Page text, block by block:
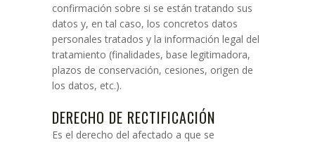
confirmación sobre si se están tratando sus
datos y, en tal caso, los concretos datos
personales tratados y la información legal del
tratamiento (finalidades, base legitimadora,
plazos de conservación, cesiones, origen de
los datos, etc.).
DERECHO DE RECTIFICACIÓN
Es el derecho del afectado a que se